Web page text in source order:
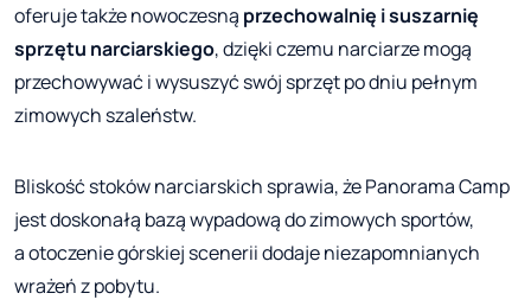
oferuje także nowoczesną przechowalnię i suszarnię
sprzętu narciarskiego, dzięki czemu narciarze mogą
przechowywać i wysuszyć swój sprzęt po dniu pełnym
zimowych szaleństw.
Bliskość stoków narciarskich sprawia, że Panorama Camp
jest doskonałą bazą wypadową do zimowych sportów,
a otoczenie górskiej scenerii dodaje niezapomnianych
wrażeń z pobytu.